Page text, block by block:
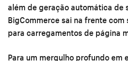
além de geração automática de
BigCommerce sai na frente com
para carregamentos de página
Para um mergulho profundo em